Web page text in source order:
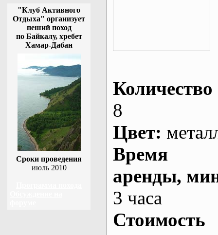
"Клуб Активного
Отдыха" организует
пеший поход
по Байкалу, хребет
Хамар-Дабан
Сроки проведения
июль 2010
Количество
8
Цвет:
Время
аренды,
3 часа
Стоимость